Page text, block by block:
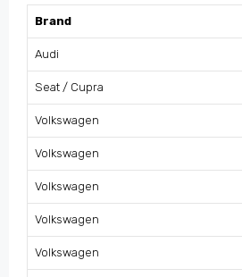
Brand
Audi
Seat / Cupra
Volkswagen
Volkswagen
Volkswagen
Volkswagen
Volkswagen